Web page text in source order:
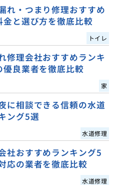
れ・つまり修理おすすめ
と選び方を徹底比較
トイレ
修理会社おすすめランキ
良業者を徹底比較
家
に相談できる信頼の水道
ング5選
水道修理
社おすすめランキング5
応の業者を徹底比較
水道修理